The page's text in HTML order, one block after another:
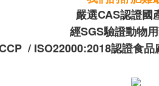
嚴選CAS認證國
經SGS驗證動物
/ ISO22000:2018認證食品